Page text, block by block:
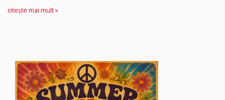
citește mai mult »